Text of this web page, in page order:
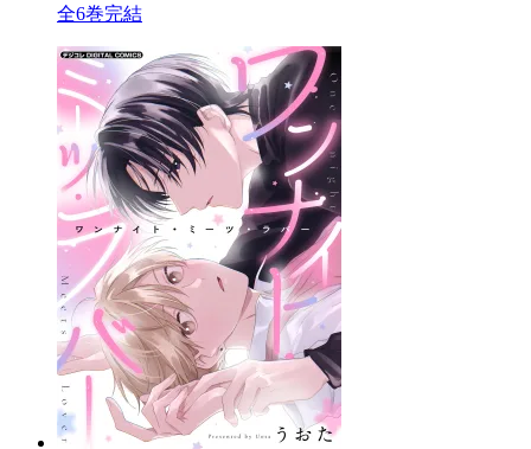
全6巻完結